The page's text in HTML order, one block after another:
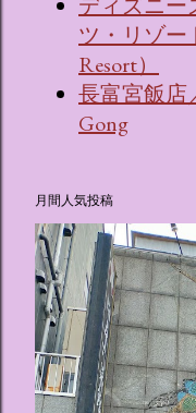
ツ・リゾー
Resort）
長富宮飯店
Gong
月間人気投稿